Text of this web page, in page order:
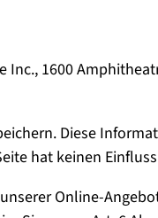
1600
Diese
hat keinen
Online-